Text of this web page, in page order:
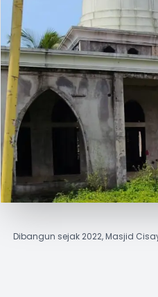
Dibangun sejak 2022, Masjid